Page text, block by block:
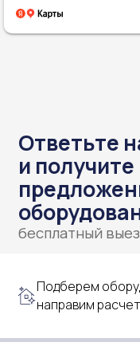
Подберем
направим